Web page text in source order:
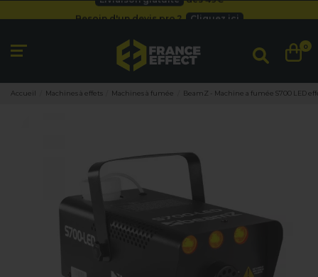
Besoin d'un devis pro ?
Besoin d'un devis pro ? Cliquez ici
Livraison gratuite dès 49
0
Accueil Machines à effets Machines à fumée BeamZ - Machine a fumée S700 LED